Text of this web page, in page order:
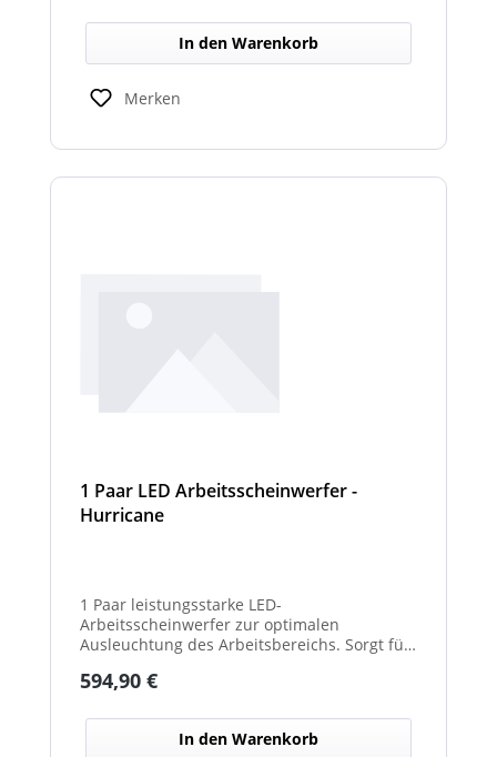
In den Warenkorb
Merken
1 Paar LED Arbeitsscheinwerfer -
Hurricane
1 Paar leistungsstarke LED-
Arbeitsscheinwerfer zur optimalen
Ausleuchtung des Arbeitsbereichs. Sorgt für
Sicht bei Dunkelheit oder schlechten
Einsatz an Arbeits-, Kommunal- und
Sonderfahrzeugen. Balkenbreiten mit
Regulärer Preis:
594,90 €
In den Warenkorb